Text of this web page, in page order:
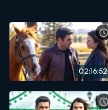
02:16:52